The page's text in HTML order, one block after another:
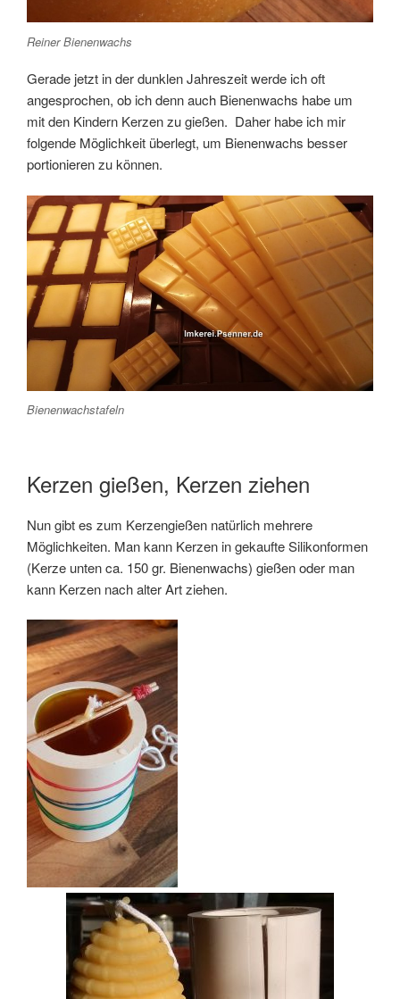
Reiner Bienenwachs
Gerade jetzt in der dunklen Jahreszeit werde ich oft
angesprochen, ob ich denn auch Bienenwachs habe um
mit den Kindern Kerzen zu gießen. Daher habe ich mir
folgende Möglichkeit überlegt, um Bienenwachs besser
portionieren zu können.
Bienenwachstafeln
Kerzen gießen, Kerzen ziehen
Nun gibt es zum Kerzengießen natürlich mehrere
Möglichkeiten. Man kann Kerzen in gekaufte Silikonformen
(Kerze unten ca. 150 gr. Bienenwachs) gießen oder man
kann Kerzen nach alter Art ziehen.